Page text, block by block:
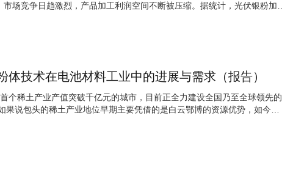
市场竞争日趋激烈，产品加工利润空间不断被压缩。据统计，光伏银粉加工
体技术在电池材料工业中的进展与需求（报告）
个稀土产业产值突破千亿元的城市，目前正全力建设全国乃至全球领先的
果说包头的稀土产业地位早期主要凭借的是白云鄂博的资源优势，如今则